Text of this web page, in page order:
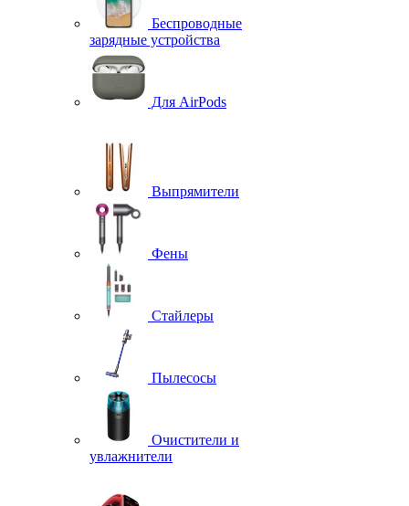
Беспроводные
зарядные устройства
Для AirPods
Выпрямители
Фены
Стайлеры
Пылесосы
Очистители и
увлажнители